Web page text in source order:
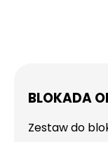
BLOKADA
Zestaw do